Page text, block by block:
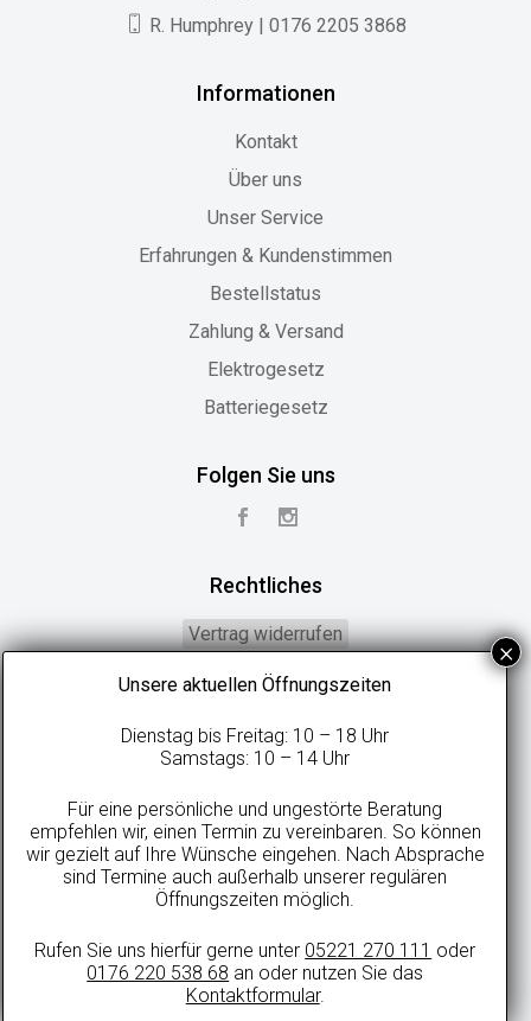
R. Humphrey | 0176 2205 3868
Informationen
Kontakt
Über uns
Unser Service
Erfahrungen & Kundenstimmen
Bestellstatus
Zahlung & Versand
Elektrogesetz
Batteriegesetz
Folgen Sie uns
Rechtliches
Vertrag widerrufen
Widerrufsbelehrung
Datenschutzerklärung
Impressum
Versandkosten.
© 2021 sweetdreamsbetten.de
Unsere aktuellen Öffnungszeiten
Dienstag bis Freitag: 10 – 18 Uhr
Samstags: 10 – 14 Uhr
Für eine persönliche und ungestörte Beratung
empfehlen wir, einen Termin zu vereinbaren. So können
wir gezielt auf Ihre Wünsche eingehen. Nach Absprache
sind Termine auch außerhalb unserer regulären
Öffnungszeiten möglich.
Rufen Sie uns hierfür gerne unter 05221 270 111 oder
0176 220 538 68 an oder nutzen Sie das
Kontaktformular.